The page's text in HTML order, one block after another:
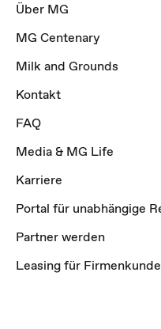
Über MG
MG Centenary
Milk and Grounds
Kontakt
FAQ
Media & MG Life
Karriere
Portal für unabhängige
Partner werden
Leasing für